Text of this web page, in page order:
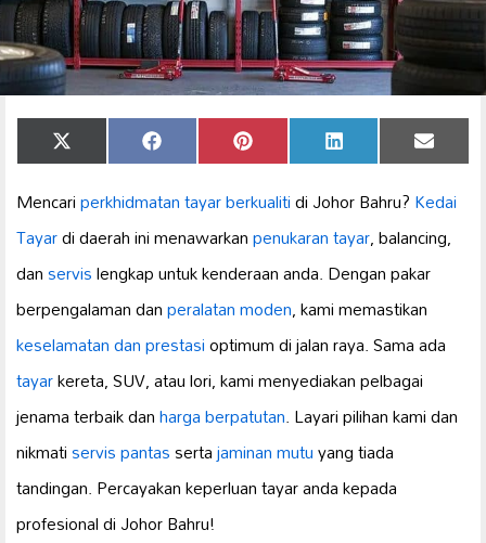
Share
on
X
(Twitter)
Share
on
Facebook Share
on
Pinterest Share
on
LinkedIn Share
on
Email
Mencariperkhidmatan tayar berkualitidi Johor Bahru?Kedai
Tayardi daerah ini menawarkanpenukaran tayar, balancing,
danservislengkap untuk kenderaan anda. Dengan pakar
berpengalaman danperalatan moden, kami memastikan
keselamatan dan prestasioptimum di jalan raya. Sama ada
tayarkereta, SUV, atau lori, kami menyediakan pelbagai
jenama terbaik danharga berpatutan. Layari pilihan kami dan
nikmatiservis pantassertajaminan mutuyang tiada
tandingan. Percayakan keperluan tayar anda kepada
profesional di Johor Bahru!